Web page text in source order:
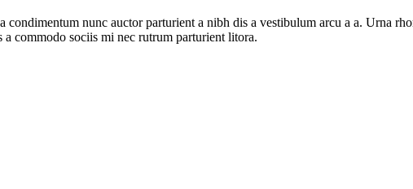
condimentum nunc auctor parturient a nibh dis a vestibulum arcu a a. Urna
commodo sociis mi nec rutrum parturient litora.